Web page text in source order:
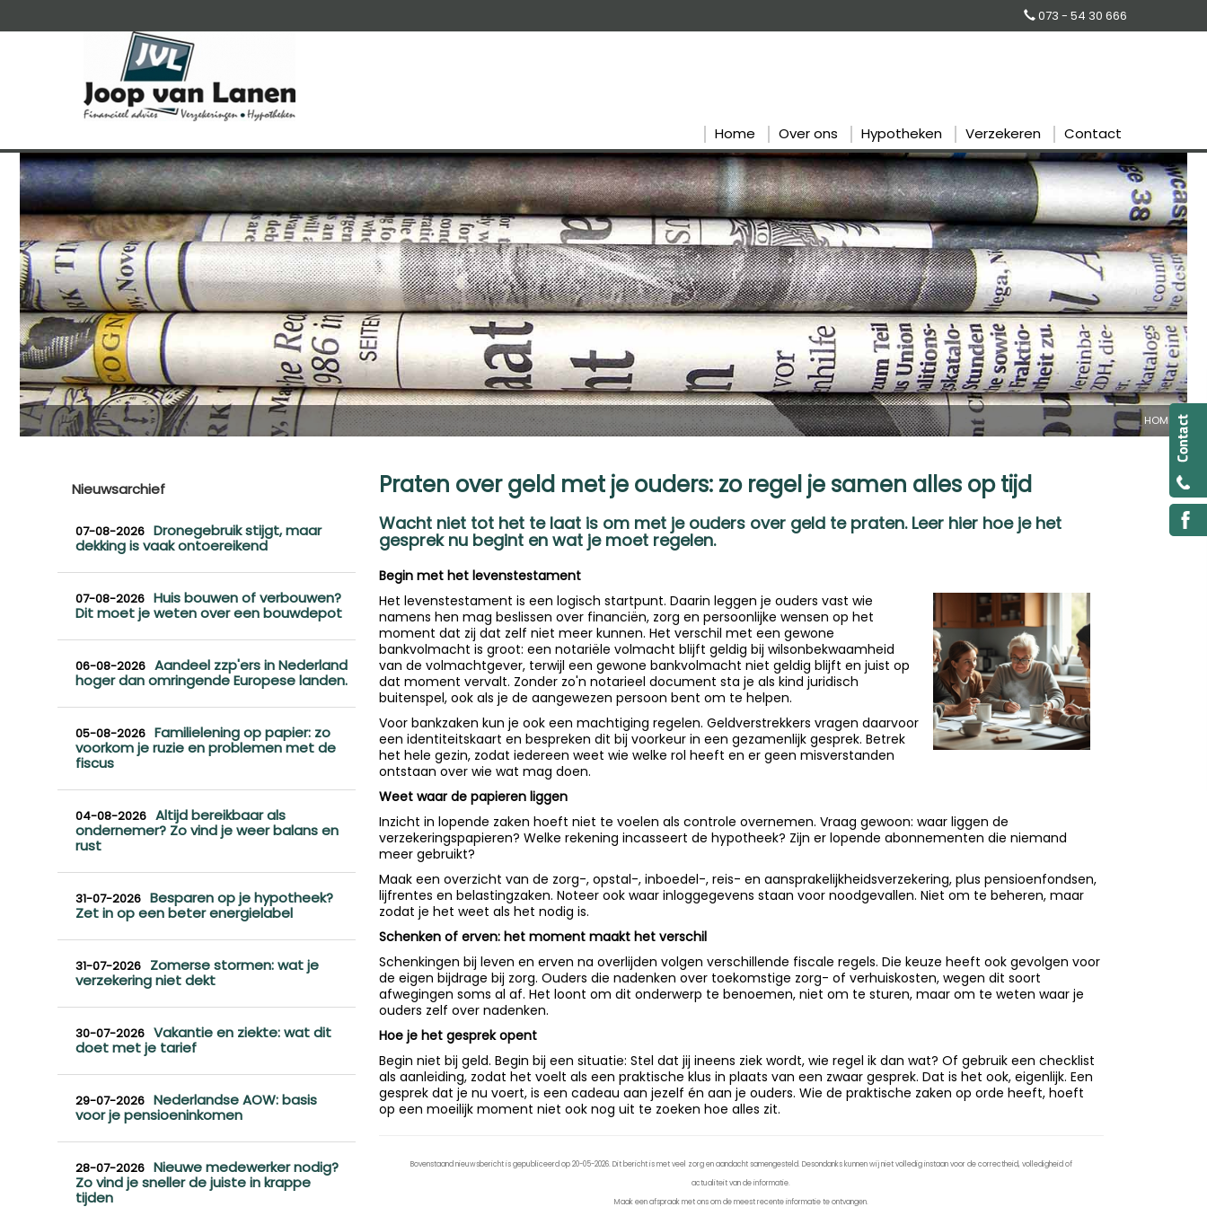
073 - 54 30 666
Home Over ons Hypotheken Verzekeren Contact
HOME
Nieuwsarchief
07-08-2026 Dronegebruik stijgt, maar
dekking is vaak ontoereikend
07-08-2026 Huis bouwen of verbouwen?
Dit moet je weten over een bouwdepot
06-08-2026 Aandeel zzp'ers in Nederland
hoger dan omringende Europese landen.
05-08-2026 Familielening op papier: zo
voorkom je ruzie en problemen met de
fiscus
04-08-2026 Altijd bereikbaar als
ondernemer? Zo vind je weer balans en
rust
31-07-2026 Besparen op je hypotheek?
Zet in op een beter energielabel
31-07-2026
Zomerse stormen: wat je
verzekering niet dekt
30-07-2026 Vakantie en ziekte: wat dit
doet met je tarief
29-07-2026 Nederlandse AOW: basis
voor je pensioeninkomen
28-07-2026 Nieuwe medewerker nodig?
Zo vind je sneller de juiste in krappe
tijden
Praten over geld met je ouders: zo regel je samen alles op tijd
Wacht niet tot het te laat is om met je ouders over geld te praten. Leer hier hoe je het
gesprek nu begint en wat je moet regelen.
Begin met het levenstestament
Het levenstestament is een logisch startpunt. Daarin leggen je ouders vast wie
namens hen mag beslissen over financiën, zorg en persoonlijke wensen op het
moment dat zij dat zelf niet meer kunnen. Het verschil met een gewone
bankvolmacht is groot: een notariële volmacht blijft geldig bij wilsonbekwaamheid
van de volmachtgever, terwijl een gewone bankvolmacht niet geldig blijft en juist op
dat moment vervalt. Zonder zo'n notarieel document sta je als kind juridisch
buitenspel, ook als je de aangewezen persoon bent om te helpen.
Voor bankzaken kun je ook een machtiging regelen. Geldverstrekkers vragen daarvoor
een identiteitskaart en bespreken dit bij voorkeur in een gezamenlijk gesprek. Betrek
het hele gezin, zodat iedereen weet wie welke rol heeft en er geen misverstanden
ontstaan over wie wat mag doen.
Weet waar de papieren liggen
Inzicht in lopende zaken hoeft niet te voelen als controle overnemen. Vraag gewoon: waar liggen de
verzekeringspapieren? Welke rekening incasseert de hypotheek? Zijn er lopende abonnementen die niemand
meer gebruikt?
Maak een overzicht van de zorg-, opstal-, inboedel-, reis- en aansprakelijkheidsverzekering, plus pensioenfondsen,
lijfrentes en belastingzaken. Noteer ook waar inloggegevens staan voor noodgevallen. Niet om te beheren, maar
zodat je het weet als het nodig is.
Schenken of erven: het moment maakt het verschil
Schenkingen bij leven en erven na overlijden volgen verschillende fiscale regels. Die keuze heeft ook gevolgen voor
de eigen bijdrage bij zorg. Ouders die nadenken over toekomstige zorg- of verhuiskosten, wegen dit soort
afwegingen soms al af. Het loont om dit onderwerp te benoemen, niet om te sturen, maar om te weten waar je
ouders zelf over nadenken.
Hoe je het gesprek opent
Begin niet bij geld. Begin bij een situatie: Stel dat jij ineens ziek wordt, wie regel ik dan wat? Of gebruik een checklist
als aanleiding, zodat het voelt als een praktische klus in plaats van een zwaar gesprek. Dat is het ook, eigenlijk. Een
gesprek dat je nu voert, is een cadeau aan jezelf én aan je ouders. Wie de praktische zaken op orde heeft, hoeft
op een moeilijk moment niet ook nog uit te zoeken hoe alles zit.
Bovenstaand nieuwsbericht is gepubliceerd op 20-05-2026. Dit bericht is met veel zorg en aandacht samengesteld. Desondanks kunnen wij niet volledig instaan voor de correctheid, volledigheid of
actualiteit van de informatie.
Maak een afspraak met ons om de meest recente informatie te ontvangen.